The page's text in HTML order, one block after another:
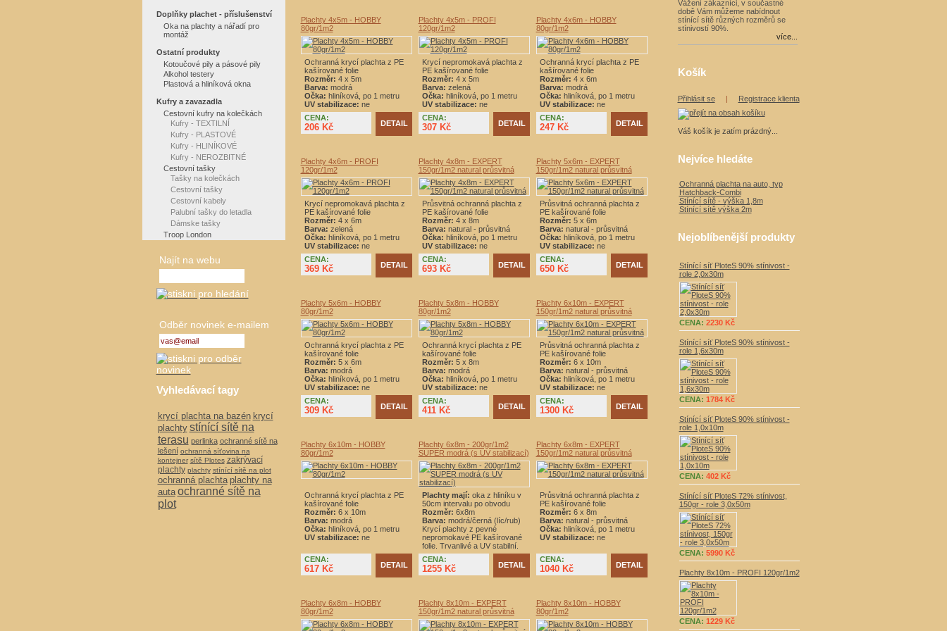
Plachty 4x5m - HOBBY
80gr/1m2
Plachty 4x5m - PROFI
120gr/1m2
Plachty 4x6m - HOBBY
80gr/1m2
Ochranná krycí plachta z PE
kašírované folie
Rozměr: 4 x 5m
Barva: modrá
Očka: hliníková, po 1 metru
UV stabilizace: ne
Krycí nepromokavá plachta z
PE kašírované folie
Rozměr: 4 x 5m
Barva: zelená
Očka: hliníková, po 1 metru
UV stabilizace: ne
Ochranná krycí plachta z PE
kašírované folie
Rozměr: 4 x 6m
Barva: modrá
Očka: hliníková, po 1 metru
UV stabilizace: ne
CENA:
206 Kč DETAIL
CENA:
307 Kč DETAIL
CENA:
247 Kč DETAIL
Plachty 4x6m - PROFI
120gr/1m2
Plachty 4x8m - EXPERT
150gr/1m2 natural průsvitná
Plachty 5x6m - EXPERT
150gr/1m2 natural průsvitná
Krycí nepromokavá plachta z
PE kašírované folie
Rozměr: 4 x 6m
Barva: zelená
Očka: hliníková, po 1 metru
UV stabilizace: ne
Průsvitná ochranná plachta z
PE kašírované folie
Rozměr: 4 x 8m
Barva: natural - průsvitná
Očka: hliníková, po 1 metru
UV stabilizace: ne
Průsvitná ochranná plachta z
PE kašírované folie
Rozměr: 5 x 6m
Barva: natural - průsvitná
Očka: hliníková, po 1 metru
UV stabilizace: ne
CENA:
369 Kč DETAIL
CENA:
693 Kč DETAIL
CENA:
650 Kč DETAIL
Plachty 5x6m - HOBBY
80gr/1m2
Plachty 5x8m - HOBBY
80gr/1m2
Plachty 6x10m - EXPERT
150gr/1m2 natural průsvitná
Ochranná krycí plachta z PE
kašírované folie
Rozměr: 5 x 6m
Barva: modrá
Očka: hliníková, po 1 metru
UV stabilizace: ne
Ochranná krycí plachta z PE
kašírované folie
Rozměr: 5 x 8m
Barva: modrá
Očka: hliníková, po 1 metru
UV stabilizace: ne
Průsvitná ochranná plachta z
PE kašírované folie
Rozměr: 6 x 10m
Barva: natural - průsvitná
Očka: hliníková, po 1 metru
UV stabilizace: ne
CENA:
309 Kč DETAIL
CENA:
411 Kč DETAIL
CENA:
1300 Kč DETAIL
Plachty 6x10m - HOBBY
80gr/1m2
Plachty 6x8m - 200gr/1m2
SUPER modrá (s UV stabilizací)
Plachty 6x8m - EXPERT
150gr/1m2 natural průsvitná
Ochranná krycí plachta z PE
kašírované folie
Rozměr: 6 x 10m
Barva: modrá
Očka: hliníková, po 1 metru
UV stabilizace: ne
Plachty mají: oka z hliníku v
50cm intervalu po obvodu
Rozměr: 6x8m
Barva: modrá/černá (líc/rub)
Krycí plachty z pevné
nepromokavé PE kašírované
folie. Trvanlivé a UV stabilní.
Průsvitná ochranná plachta z
PE kašírované folie
Rozměr: 6 x 8m
Barva: natural - průsvitná
Očka: hliníková, po 1 metru
UV stabilizace: ne
CENA:
617 Kč DETAIL
CENA:
1255 Kč DETAIL
CENA:
1040 Kč DETAIL
Plachty 6x8m - HOBBY
80gr/1m2
Plachty 8x10m - EXPERT
150gr/1m2 natural průsvitná
Plachty 8x10m - HOBBY
80gr/1m2
Doplňky plachet - příslušenství
Oka na plachty a nářadí pro
montáž
Ostatní produkty
Kotoučové pily a pásové pily
Alkohol testery
Plastová a hliníková okna
Kufry a zavazadla
Cestovní kufry na kolečkách
Kufry - TEXTILNÍ
Kufry - PLASTOVÉ
Kufry - HLINÍKOVÉ
Kufry - NEROZBITNÉ
Cestovní tašky
Tašky na kolečkách
Cestovní tašky
Cestovní kabely
Palubní tašky do letadla
Dámske tašky
Troop London
Najít na webu
Odběr novinek e-mailem
Vyhledávací tagy
krycí plachta na bazén krycí
plachty stínící sítě na
terasu perlinka ochranné sítě na
lešení ochranná síťovina na
kontejner sítě Plotes zakrývací
plachty plachty stínící sítě na plot
ochranná plachta plachty na
auta ochranné sítě na
plot
Vážení zákazníci, v součastné
době Vám můžeme nabídnout
stínící sítě různých rozměrů se
stínivostí 90%.
více...
Košík
Přihlásit se| Registrace klienta
Váš košík je zatím prázdný...
Nejvíce hledáte
Ochranná plachta na auto, typ
Hatchback-Combi
Stínící sítě - výška 1,8m
Stínící sítě výška 2m
Nejoblíbenější produkty
Stínící síť PloteS 90% stínivost -
role 2,0x30m
CENA: 2230 Kč
Stínící síť PloteS 90% stínivost -
role 1,6x30m
CENA: 1784 Kč
Stínící síť PloteS 90% stínivost -
role 1,0x10m
CENA: 402 Kč
Stínící síť PloteS 72% stínivost,
150gr - role 3,0x50m
CENA: 5990 Kč
Plachty 8x10m - PROFI 120gr/1m2
CENA: 1229 Kč